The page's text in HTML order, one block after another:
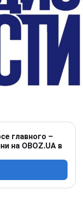
главного –
на OBOZ.UA в